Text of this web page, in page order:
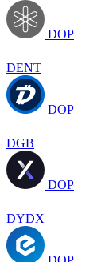
DOP
DENT
DOP
DGB
DOP
DYDX